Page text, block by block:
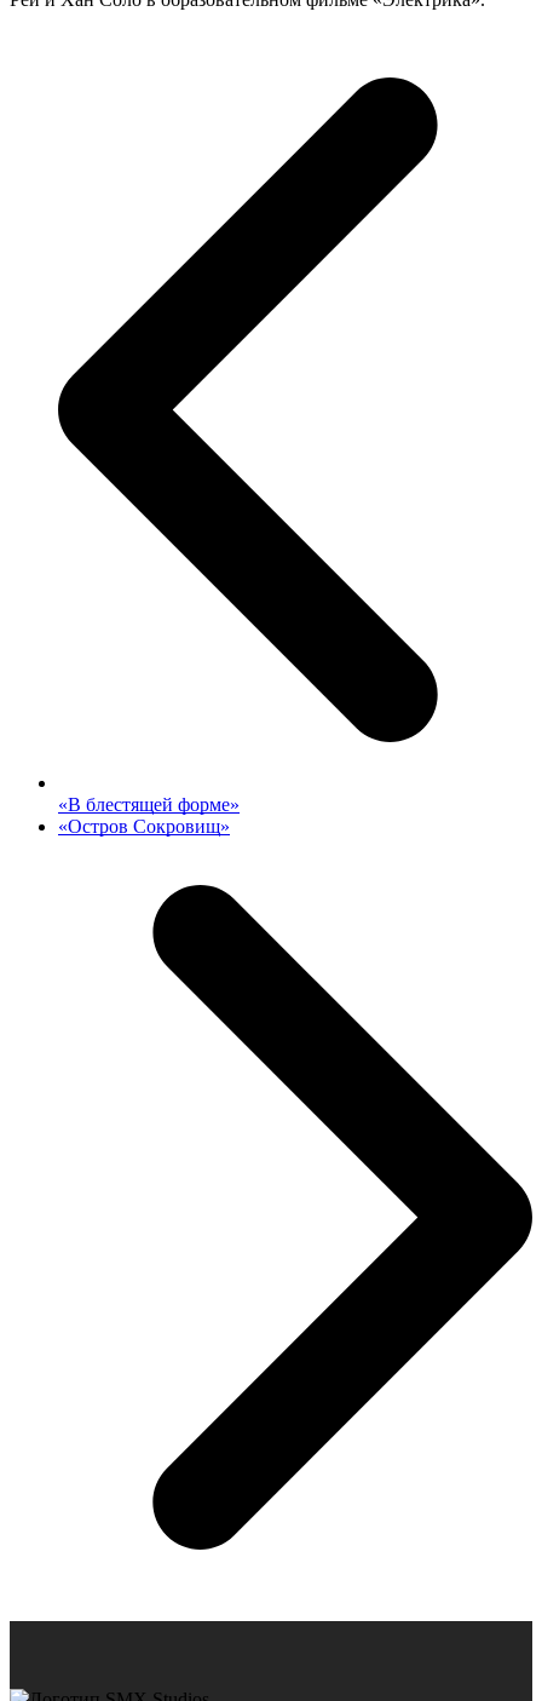
previous
post:
«В блестящей форме»
next
«Остров Сокровищ»